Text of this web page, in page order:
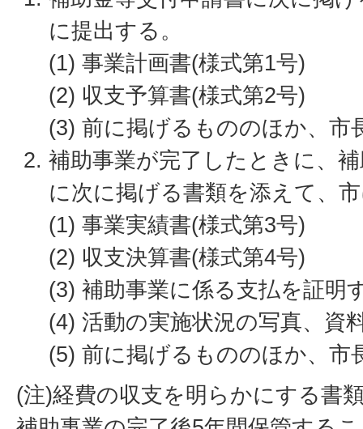
に提出する。
(1) 事業計画書(様式第1号)
(2) 収支予算書(様式第2号)
(3) 前に掲げるもののほか、市
補助事業が完了したときに、
に次に掲げる書類を添えて、
(1) 事業実績書(様式第3号)
(2) 収支決算書(様式第4号)
(3) 補助事業に係る支払を証明
(4) 活動の実施状況の写真、資
(5) 前に掲げるもののほか、市
(注)経費の収支を明らかにする書